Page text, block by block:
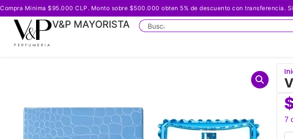
Compra Minima $95.000 CLP. Monto sobre $500.000 obten 5% de descuento con transferencia.
V&P MAYORISTA
7